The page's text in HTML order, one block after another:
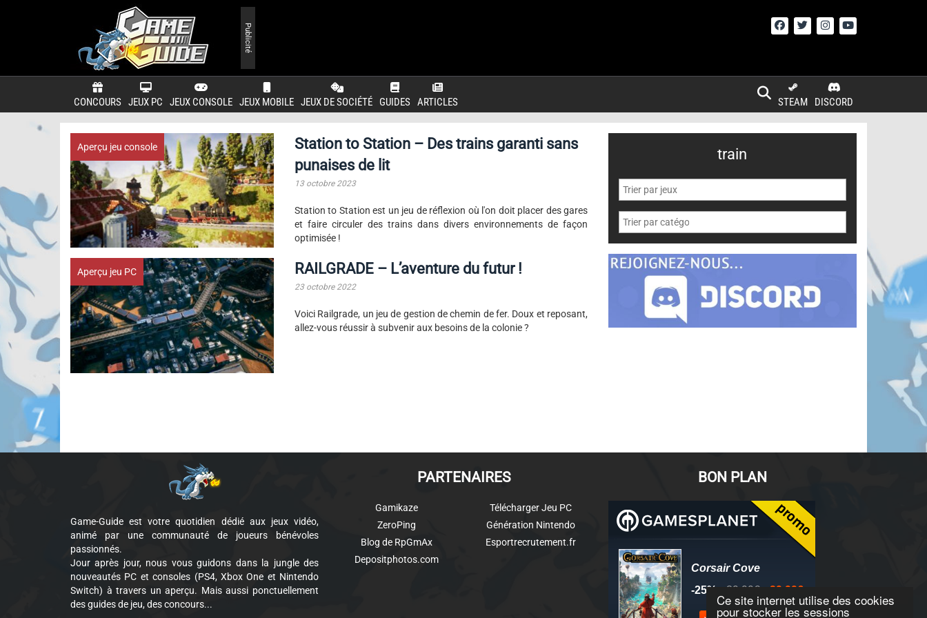
Ce site internet utilise des cookies
pour stocker les sessions
CONCOURS JEUX PC JEUX CONSOLE JEUX MOBILE JEUX DE SOCIÉTÉ GUIDES ARTICLES DISCORD
STEAM
Publicité
Aperçu jeu console
Station to Station – Des trains garanti sans
punaises de lit
13 octobre 2023
Station to Station est un jeu de réflexion où l'on doit placer des gares
et faire circuler des trains dans divers environnements de façon
optimisée !
Aperçu jeu PC RAILGRADE – L’aventure du futur !
23 octobre 2022
Voici Railgrade, un jeu de gestion de chemin de fer. Doux et reposant,
allez-vous réussir à subvenir aux besoins de la colonie ?
train
Game-Guide est votre quotidien dédié aux jeux vidéo,
animé par une communauté de joueurs bénévoles
passionnés.
Jour après jour, nous vous guidons dans la jungle des
nouveautés PC et consoles (PS4, Xbox One et Nintendo
Switch) à travers un aperçu. Mais aussi ponctuellement
des guides de jeu, des concours...
PARTENAIRES
Gamikaze
ZeroPing
Blog de RpGmAx
Depositphotos.com
Télécharger Jeu PC
Génération Nintendo
Esportrecrutement.fr
BON PLAN